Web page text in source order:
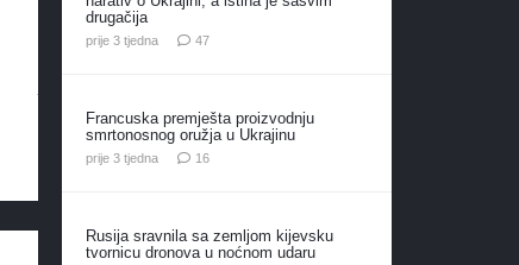
drugačija
prije 3 tjedna 47komentara
Francuska premješta proizvodnju
smrtonosnog oružja u Ukrajinu
prije 3 tjedna 16komentara
Rusija sravnila sa zemljom kijevsku
tvornicu dronova u noćnom udaru